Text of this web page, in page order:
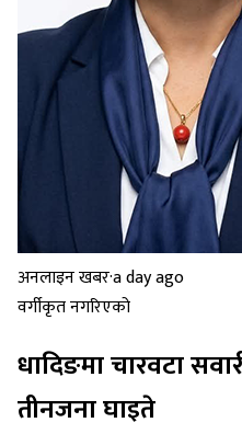
अनलाइन खबर·a day ago
वर्गीकृत नगरिएको
धादिङमा चारवटा
तीनजना घाइते